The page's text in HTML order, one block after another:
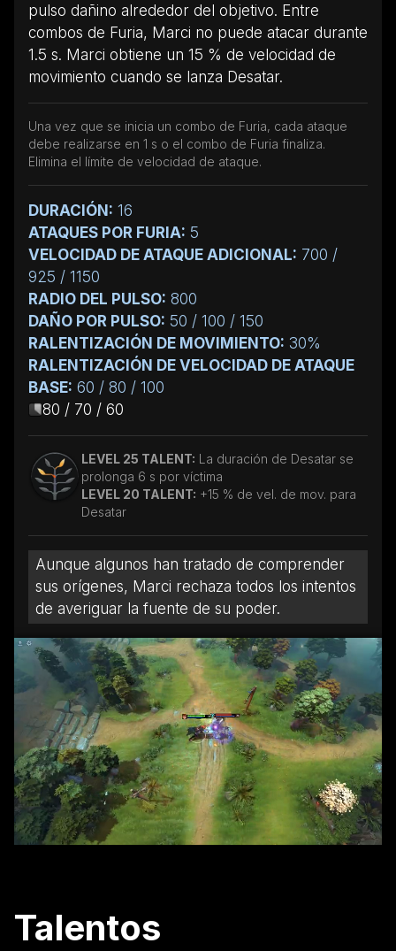
pulso dañino alrededor del objetivo. Entre
combos de Furia, Marci no puede atacar durante
1.5 s. Marci obtiene un 15 % de velocidad de
movimiento cuando se lanza Desatar.
Una vez que se inicia un combo de Furia, cada ataque
debe realizarse en 1 s o el combo de Furia finaliza.
Elimina el límite de velocidad de ataque.
DURACIÓN: 16
ATAQUES POR FURIA: 5
VELOCIDAD DE ATAQUE ADICIONAL: 700 /
925 / 1150
RADIO DEL PULSO: 800
DAÑO POR PULSO: 50 / 100 / 150
RALENTIZACIÓN DE MOVIMIENTO: 30%
RALENTIZACIÓN DE VELOCIDAD DE ATAQUE
BASE: 60 / 80 / 100
80 / 70 / 60
LEVEL 25 TALENT: La duración de Desatar se
prolonga 6 s por víctima
LEVEL 20 TALENT: +15 % de vel. de mov. para
Desatar
Aunque algunos han tratado de comprender
sus orígenes, Marci rechaza todos los intentos
de averiguar la fuente de su poder.
Talentos